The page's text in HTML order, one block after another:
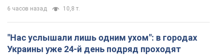
6 часов назад 10,8 т.
"Нас услышали лишь одним ухом": в городах
Украины уже 24-й день подряд проходят